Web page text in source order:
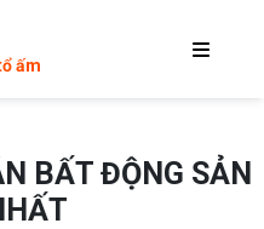
ấm
BẤT ĐỘNG SẢN